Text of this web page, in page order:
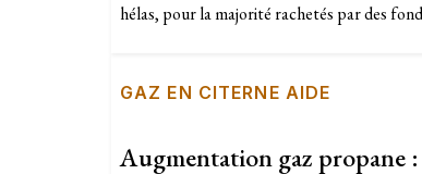
hélas, pour la majorité rachetés par des
GAZ EN CITERNE AIDE
Augmentation gaz propane